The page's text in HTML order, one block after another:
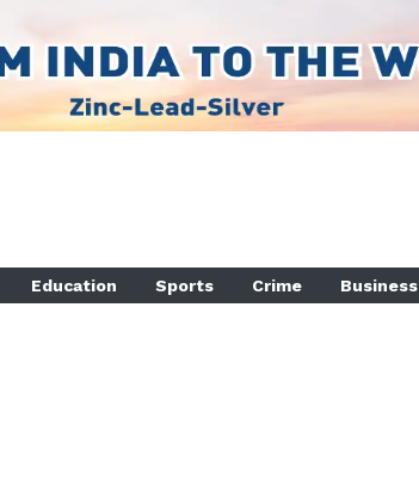
Education Sports Crime Business